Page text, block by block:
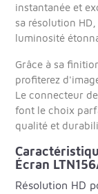
instantanée et
sa résolution
luminosité
Grâce à sa
profiterez
Le connecteur
font le choix
qualité et
Écran
Résolution HD